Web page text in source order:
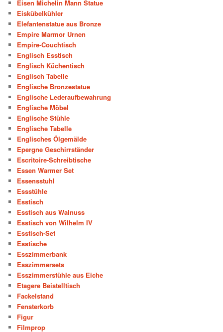
Eisen Michelin Mann Statue
Eiskübelkühler
Elefantenstatue aus Bronze
Empire Marmor Urnen
Empire-Couchtisch
Englisch Esstisch
Englisch Küchentisch
Englisch Tabelle
Englische Bronzestatue
Englische Lederaufbewahrung
Englische Möbel
Englische Stühle
Englische Tabelle
Englisches Ölgemälde
Epergne Geschirrständer
Escritoire-Schreibtische
Essen Warmer Set
Essensstuhl
Essstühle
Esstisch
Esstisch aus Walnuss
Esstisch von Wilhelm IV
Esstisch-Set
Esstische
Esszimmerbank
Esszimmersets
Esszimmerstühle aus Eiche
Etagere Beistelltisch
Fackelstand
Fensterkorb
Figur
Filmprop